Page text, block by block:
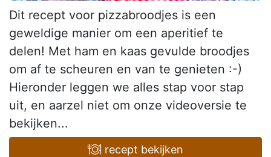
Dit recept voor pizzabroodjes is een
geweldige manier om een aperitief te
delen! Met ham en kaas gevulde broodjes
om af te scheuren en van te genieten :-)
Hieronder leggen we alles stap voor stap
uit, en aarzel niet om onze videoversie te
bekijken...
recept bekijken